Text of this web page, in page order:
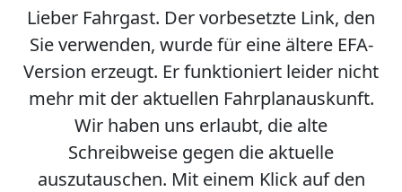
Lieber Fahrgast. Der vorbesetzte Link, den
Sie verwenden, wurde für eine ältere EFA-
Version erzeugt. Er funktioniert leider nicht
mehr mit der aktuellen Fahrplanauskunft.
Wir haben uns erlaubt, die alte
Schreibweise gegen die aktuelle
auszutauschen. Mit einem Klick auf den